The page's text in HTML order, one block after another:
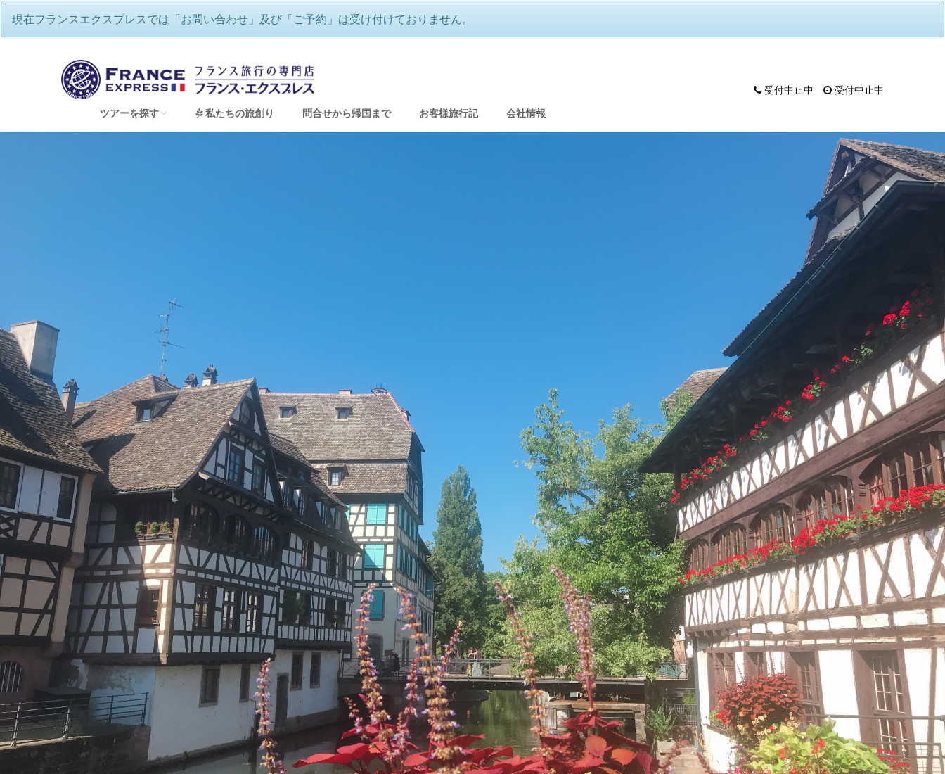
現在フランスエクスプレスでは「お問い合わせ」及び「ご予約」は受け付けておりません。
受付中止中
受付中止中
ツアーを探す
ゆったり、優雅にフランス・リバークルーズ
ルレ・エ・シャトーに泊まる フランス極上の癒し旅
フランスの最も美しい村を巡る旅
航空宇宙関連ツアー（エアバス工場見学・航空ショー）
フランスde習い事
コルシカ島 地中海に浮かぶフランスの秘境
自分で創る旅(完全オーダーメイド旅)
私たちの旅創り 問合せから帰国まで お客様旅行記 会社情報
フランスエクスプレス / 童話の世界のような美しい街並み アルザス